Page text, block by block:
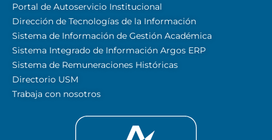
Portal de Autoservicio Institucional
Dirección de Tecnologías de la Información
Sistema de Información de Gestión Académica
Sistema Integrado de Información Argos ERP
Sistema de Remuneraciones Históricas
Directorio USM
Trabaja con nosotros